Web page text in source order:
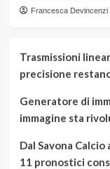
Francesca Devincenzi
Trasmissioni
precisione
Generatore di
immagine sta
Dal Savona
11 pronostici